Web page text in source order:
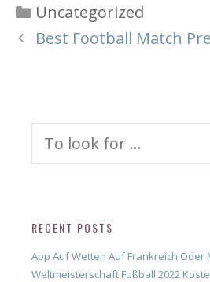
Categories
Uncategorized
Best Football Match
RECENT POSTS
App Auf Wetten Auf Frankreich Oder
Weltmeisterschaft Fußball 2022